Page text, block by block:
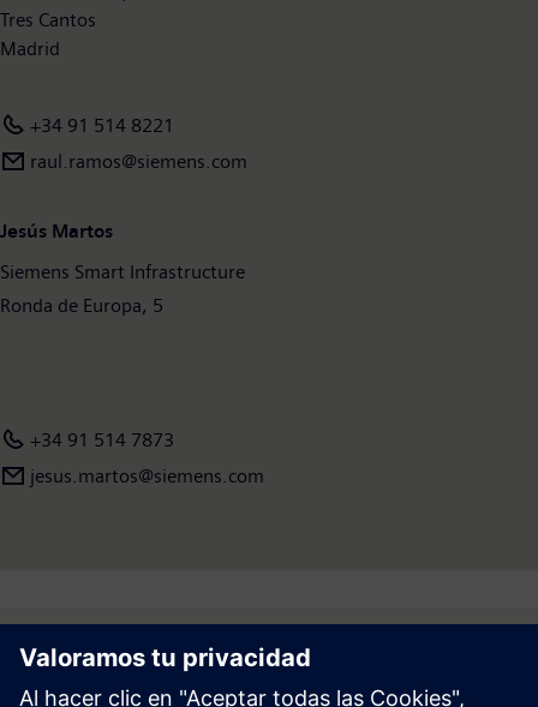
Tres Cantos
Madrid
+34 91 514 8221
raul.ramos@siemens.com
Jesús Martos
Siemens Smart Infrastructure
Ronda de Europa, 5
+34 91 514 7873
jesus.martos@siemens.com
Follow